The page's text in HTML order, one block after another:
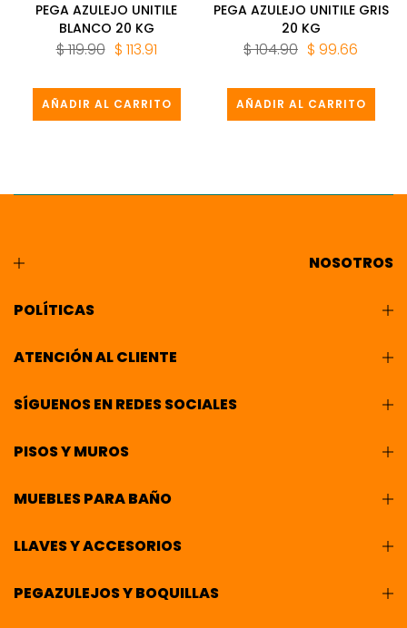
PEGA AZULEJO UNITILE
BLANCO 20 KG
$ 119.90 $ 113.91
AÑADIR AL CARRITO
PEGA AZULEJO UNITILE GRIS
20 KG
$ 104.90 $ 99.66
AÑADIR AL CARRITO
NOSOTROS
POLÍTICAS
ATENCIÓN AL CLIENTE
SÍGUENOS EN REDES SOCIALES
PISOS Y MUROS
MUEBLES PARA BAÑO
LLAVES Y ACCESORIOS
PEGAZULEJOS Y BOQUILLAS